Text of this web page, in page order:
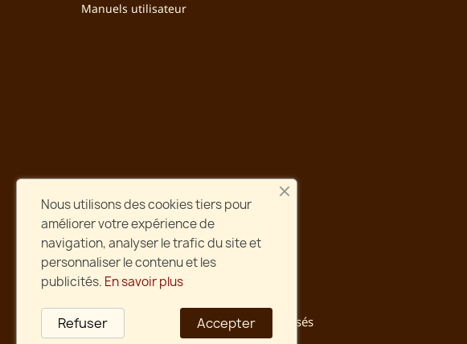
Manuels utilisateur
Sécurité
Paiement et site web sécurisés
Nous utilisons des cookies tiers pour
améliorer votre expérience de
navigation, analyser le trafic du site et
personnaliser le contenu et les
publicités. En savoir plus
Accepter
Refuser